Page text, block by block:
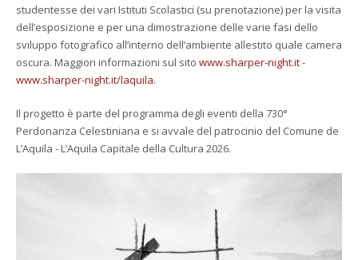
studentesse dei vari Istituti Scolastici (su prenotazione) per la visita
dell’esposizione e per una dimostrazione delle varie fasi dello
sviluppo fotografico all’interno dell’ambiente allestito quale camera
oscura. Maggiori informazioni sul sito www.sharper-night.it-
www.sharper-night.it/laquila.
Il progetto è parte del programma degli eventi della 730°
Perdonanza Celestiniana e si avvale del patrocinio del Comune de
L’Aquila - L’Aquila Capitale della Cultura 2026.